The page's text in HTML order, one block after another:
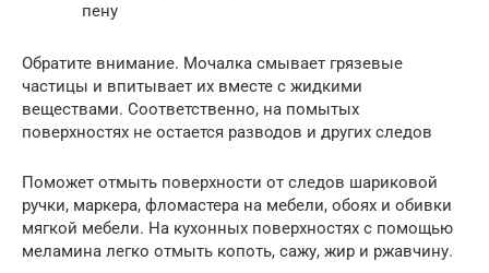
пену
Обратите внимание. Мочалка смывает грязевые
частицы и впитывает их вместе с жидкими
веществами. Соответственно, на помытых
поверхностях не остается разводов и других следов
Поможет отмыть поверхности от следов шариковой
ручки, маркера, фломастера на мебели, обоях и обивки
мягкой мебели. На кухонных поверхностях с помощью
меламина легко отмыть копоть, сажу, жир и ржавчину.